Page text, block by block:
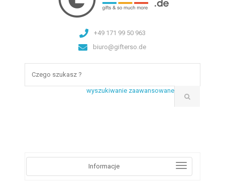
+49 171 99 50 963
biuro@gifterso.de
wyszukiwanie zaawansowane
Informacje